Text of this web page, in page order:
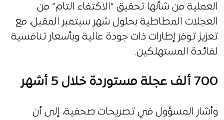
العملية من شأنها تحقيق “الاكتفاء التام” من
العجلات المطاطية بحلول شهر سبتمبر المقبل، مع
تعزيز توفر إطارات ذات جودة عالية وبأسعار تنافسية
لفائدة المستهلكين.
700 ألف عجلة مستوردة خلال 5 أشهر
وأشار المسؤول في تصريحات صحفية، إلى أن